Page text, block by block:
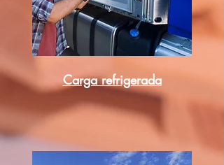
Carga refrigerada